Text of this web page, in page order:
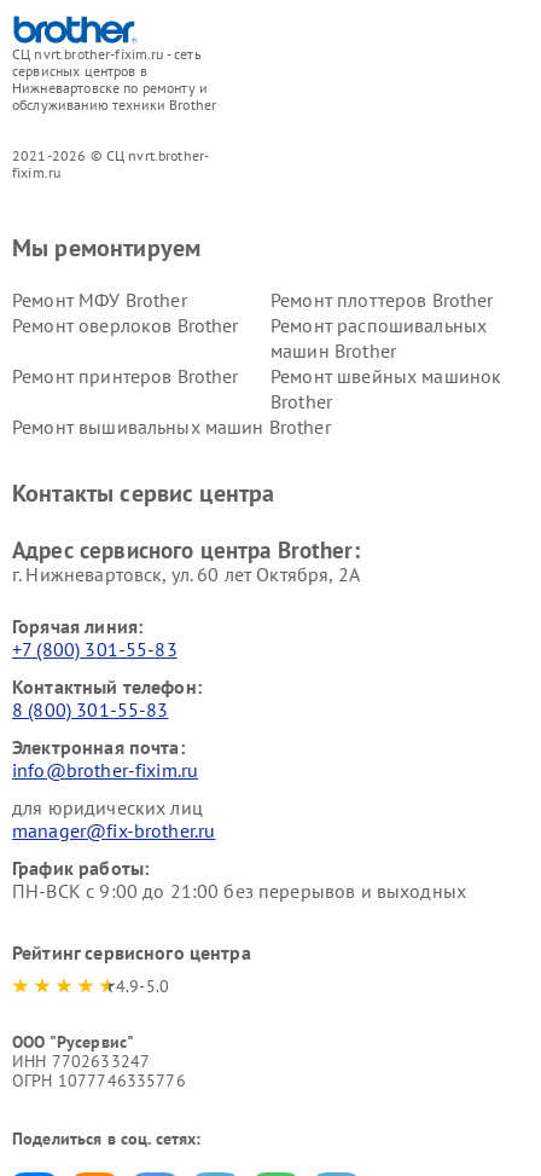
СЦ nvrt.brother-fixim.ru - сеть
сервисных центров в
Нижневартовске по ремонту и
обслуживанию техники Brother
2021-2026 © СЦ nvrt.brother-
fixim.ru
Мы ремонтируем
Ремонт МФУ Brother
Ремонт плоттеров Brother
Ремонт оверлоков Brother
Ремонт распошивальных
машин Brother
Ремонт принтеров Brother
Ремонт швейных машинок
Brother
Ремонт вышивальных машин Brother
Контакты сервис центра
Адрес сервисного центра Brother:
г. Нижневартовск, ул. 60 лет Октября, 2А
Горячая линия:
+7 (800) 301-55-83
Контактный телефон:
8 (800) 301-55-83
Электронная почта:
info@brother-fixim.ru
для юридических лиц
manager@fix-brother.ru
График работы:
ПН-ВСК с 9:00 до 21:00 без перерывов и выходных
Рейтинг сервисного центра
4.9-5.0
ООО "Русервис"
ИНН 7702633247
ОГРН 1077746335776
Поделиться в соц. сетях: